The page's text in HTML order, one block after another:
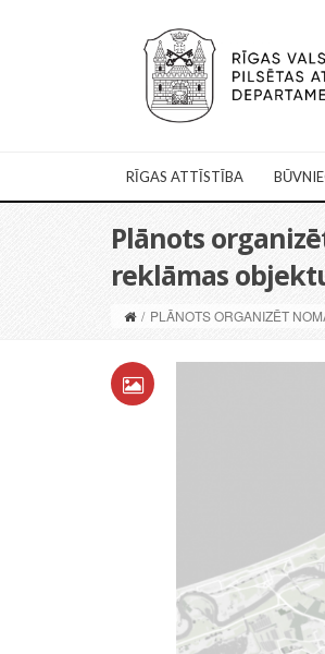
RĪGAS ATTĪSTĪBA
Plānots
reklāmas
/ PLĀNOTS ORGANIZĒT